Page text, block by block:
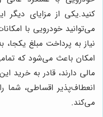
کنید.یکی از مزایای
می‌توانید خودرویی با
نیاز به پرداخت مبلغ
امکان باعث می‌شود که
مالی دارند، قادر به خرید
انعطاف‌پذیر اقساطی،
می‌کند.